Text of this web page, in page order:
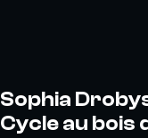
Sophia
Cycle au bois